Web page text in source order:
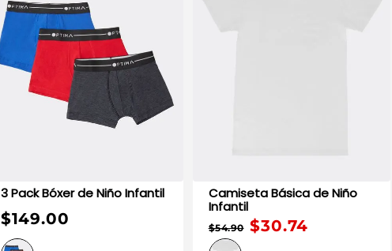
3 Pack Bóxer de Niño Infantil
$149.00
Camiseta Básica de Niño
Infantil
$30.74
$54.90